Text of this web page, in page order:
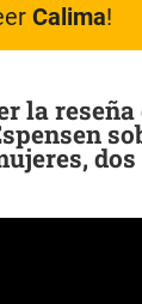
Calima!
la reseña
dos